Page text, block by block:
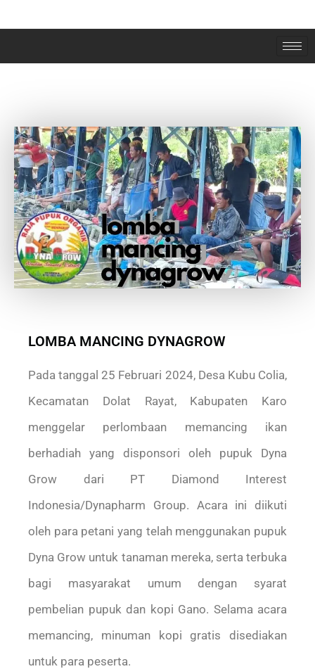
LOMBA MANCING DYNAGROW
Pada tanggal 25 Februari 2024, Desa Kubu Colia,
Kecamatan Dolat Rayat, Kabupaten Karo
menggelar perlombaan memancing ikan
berhadiah yang disponsori oleh pupuk Dyna
Grow dari PT Diamond Interest
Indonesia/Dynapharm Group. Acara ini diikuti
oleh para petani yang telah menggunakan pupuk
Dyna Grow untuk tanaman mereka, serta terbuka
bagi masyarakat umum dengan syarat
pembelian pupuk dan kopi Gano. Selama acara
memancing, minuman kopi gratis disediakan
untuk para peserta.